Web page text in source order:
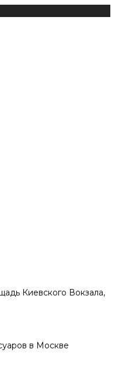
Киевского Вокзала,
в Москве